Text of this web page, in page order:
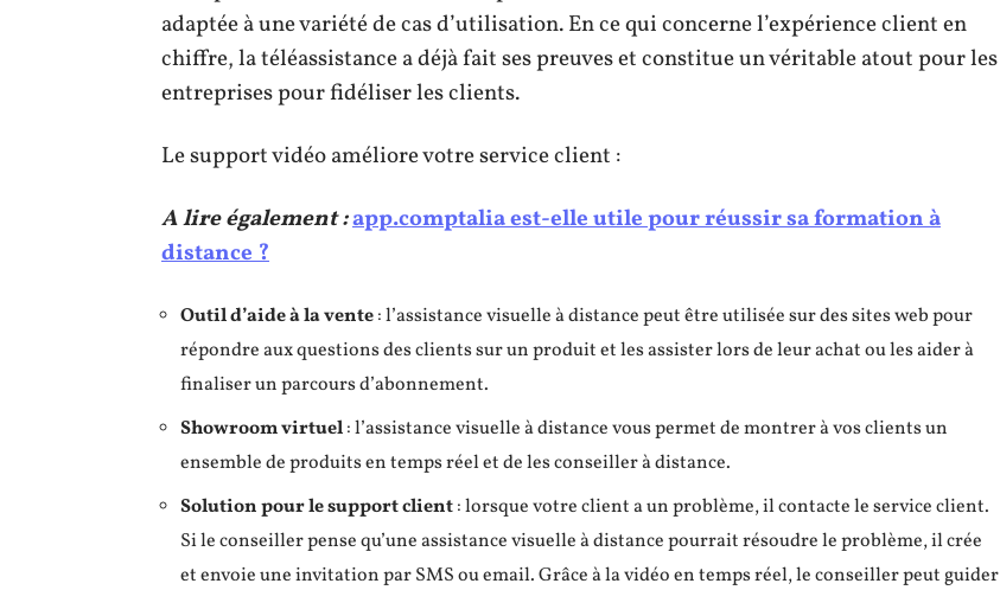
adaptée à une variété de cas d’utilisation. En ce qui concerne l’expérience client en
chiffre, la téléassistance a déjà fait ses preuves et constitue un véritable atout pour les
entreprises pour fidéliser les clients.
Le support vidéo améliore votre service client :
A lire également :app.comptalia est-elle utile pour réussir sa formation à
distance ?
Outil d’aide à la vente: l’assistance visuelle à distance peut être utilisée sur des sites web pour
répondre aux questions des clients sur un produit et les assister lors de leur achat ou les aider à
finaliser un parcours d’abonnement.
Showroom virtuel: l’assistance visuelle à distance vous permet de montrer à vos clients un
ensemble de produits en temps réel et de les conseiller à distance.
Solution pour le support client: lorsque votre client a un problème, il contacte le service client.
Si le conseiller pense qu’une assistance visuelle à distance pourrait résoudre le problème, il crée
et envoie une invitation par SMS ou email. Grâce à la vidéo en temps réel, le conseiller peut guider